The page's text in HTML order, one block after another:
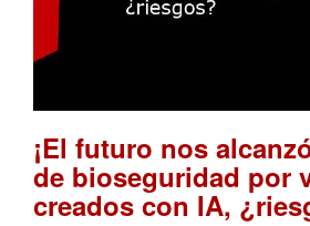
¡El futuro nos
de bioseguridad por
creados con IA,